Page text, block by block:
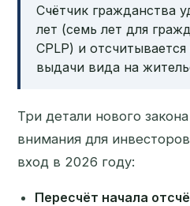
Счётчик гражданства
лет (семь лет для
CPLP) и
выдачи вида на
Три детали нового
внимания для
вход в 2026 году:
Пересчёт начала